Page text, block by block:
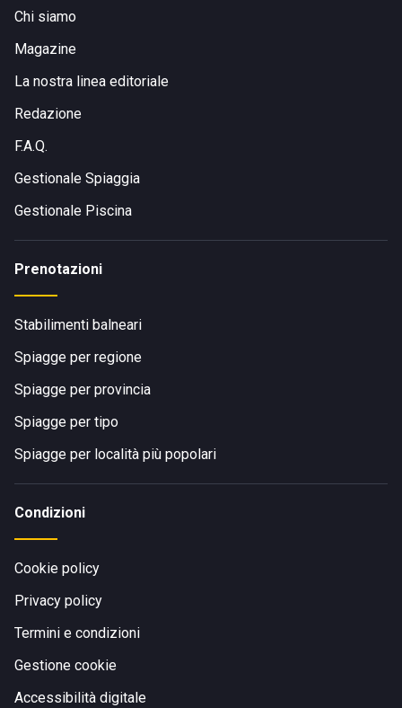
Chi siamo
Magazine
La nostra linea editoriale
Redazione
F.A.Q.
Gestionale Spiaggia
Gestionale Piscina
Prenotazioni
Stabilimenti balneari
Spiagge per regione
Spiagge per provincia
Spiagge per tipo
Spiagge per località più popolari
Condizioni
Cookie policy
Privacy policy
Termini e condizioni
Gestione cookie
Accessibilità digitale